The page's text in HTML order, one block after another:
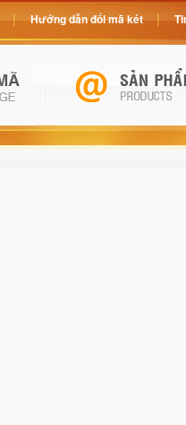
Hướng dẫn đổi mã két